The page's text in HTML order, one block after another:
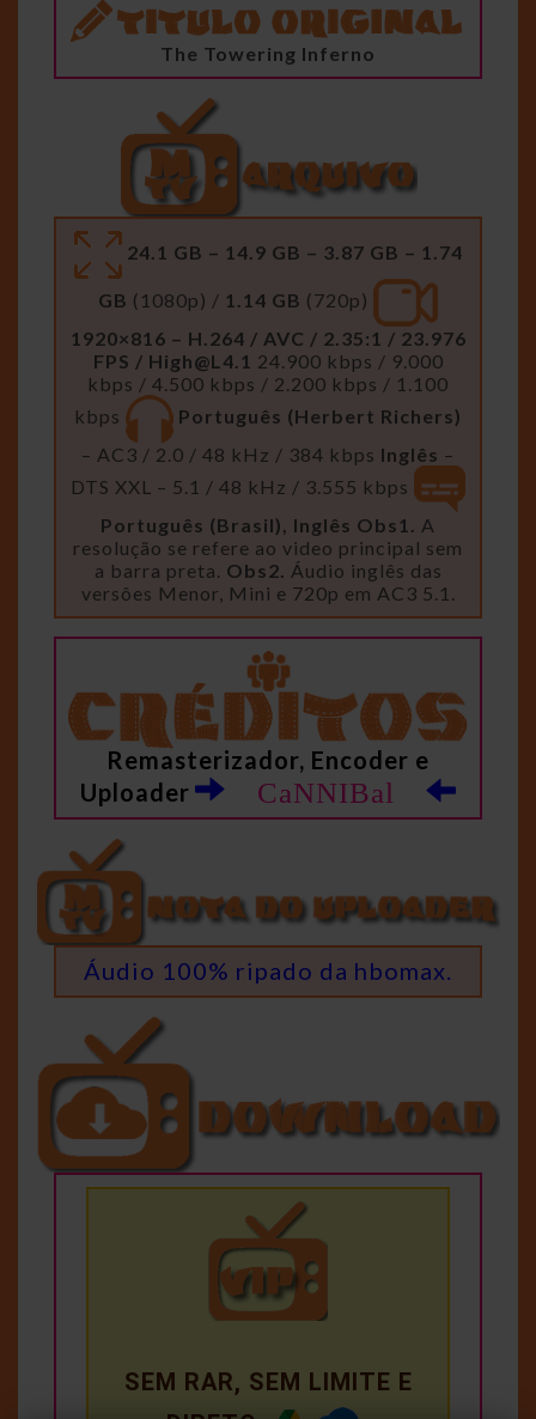
The Towering Inferno
24.1 GB – 14.9 GB – 3.87 GB – 1.74
GB (1080p) / 1.14 GB (720p)
1920×816 – H.264 / AVC / 2.35:1 / 23.976
FPS / High@L4.1 24.900 kbps / 9.000
kbps / 4.500 kbps / 2.200 kbps / 1.100
kbps
Português (Herbert Richers)
– AC3 / 2.0 / 48 kHz / 384 kbps Inglês –
DTS XXL – 5.1 / 48 kHz / 3.555 kbps
Português (Brasil), Inglês Obs1. A
resolução se refere ao video principal sem
a barra preta. Obs2. Áudio inglês das
versôes Menor, Mini e 720p em AC3 5.1.
Remasterizador, Encoder e
Uploader
CaNNIBal
Áudio 100% ripado da hbomax.
SEM RAR, SEM LIMITE E